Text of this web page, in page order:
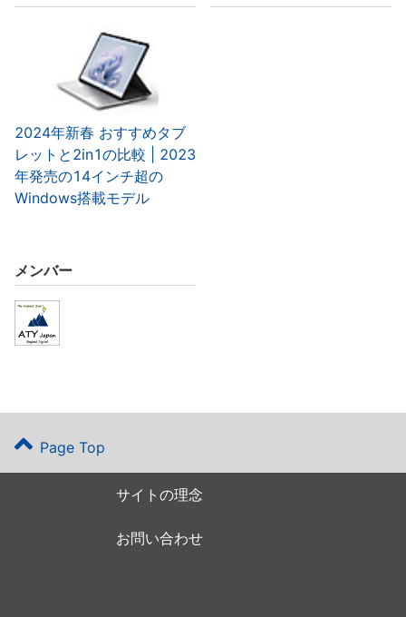
2024年新春 おすすめタブ
レットと2in1の比較 | 2023
年発売の14インチ超の
Windows搭載モデル
メンバー
Page Top
サイトの理念
お問い合わせ